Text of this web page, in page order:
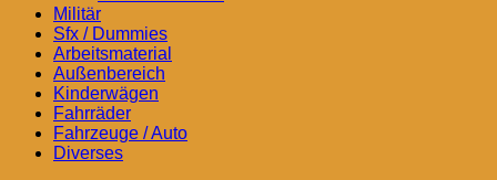
Militär
Sfx / Dummies
Arbeitsmaterial
Außenbereich
Kinderwägen
Fahrräder
Fahrzeuge / Auto
Diverses